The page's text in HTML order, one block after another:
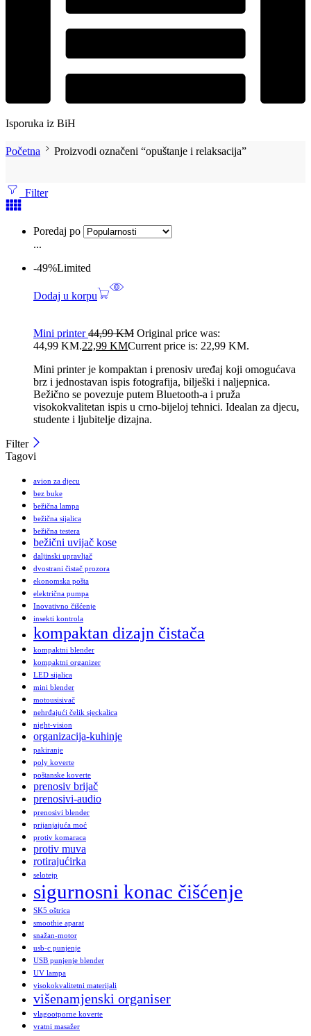
Isporuka iz BiH
Početna Proizvodi označeni “opuštanje i relaksacija”
Filter
Poredaj po
...
-49%Limited
Dodaj u korpu
Mini printer44,99KM Original price was:
44,99 KM.22,99 KMCurrent price is: 22,99 KM.
Mini printer je kompaktan i prenosiv uređaj koji omogućava
brz i jednostavan ispis fotografija, bilješki i naljepnica.
Bežično se povezuje putem Bluetooth-a i pruža
visokokvalitetan ispis u crno-bijeloj tehnici. Idealan za djecu,
studente i ljubitelje dizajna.
Filter
Tagovi
avion za djecu
bez buke
bežična lampa
bežična sijalica
bežična testera
bežični uvijač kose
daljinski upravljač
dvostrani čistač prozora
ekonomska pošta
električna pumpa
Inovativno čišćenje
insekti kontrola
kompaktan dizajn čistača
kompaktni blender
kompaktni organizer
LED sijalica
mini blender
motousisivač
nehrđajući čelik sjeckalica
night-vision
organizacija-kuhinje
pakiranje
poly koverte
poštanske koverte
prenosiv brijač
prenosivi-audio
prenosivi blender
prijanjajuća moć
protiv komaraca
protiv muva
rotirajućirka
selotejp
sigurnosni konac čišćenje
SK5 oštrica
smoothie aparat
snažan-motor
usb-c punjenje
USB punjenje blender
UV lampa
visokokvalitetni materijali
višenamjenski organiser
vlagootporne koverte
vratni masažer